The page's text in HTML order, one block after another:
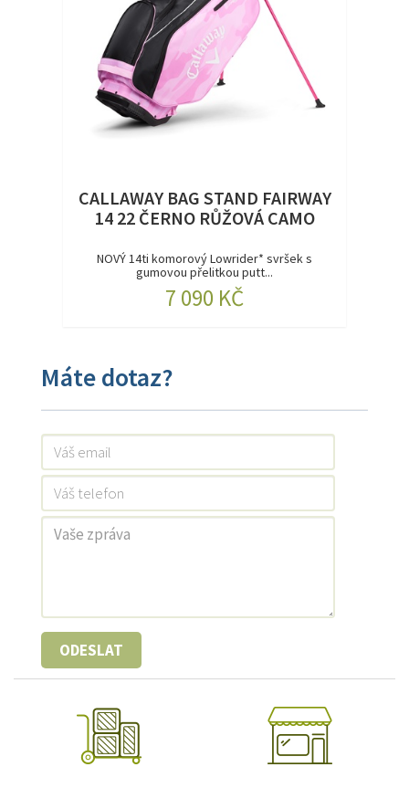
CALLAWAY BAG STAND FAIRWAY
14 22 ČERNO RŮŽOVÁ CAMO
NOVÝ 14ti komorový Lowrider* svršek s
gumovou přelitkou putt...
7 090 KČ
Máte dotaz?
ODESLAT